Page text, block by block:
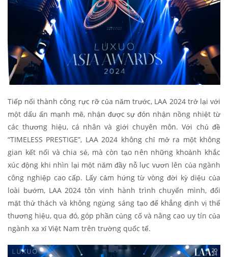
Tiếp nối thành công rực rỡ của năm trước, LAA 2024 trở lại với
một dấu ấn mạnh mẽ, nhận được sự đón nhận nồng nhiệt từ
các thương hiệu, cá nhân và giới chuyên môn. Với chủ đề
“TIMELESS PRESTIGE”, LAA 2024 không chỉ mở ra một không
gian kết nối và chia sẻ, mà còn tạo nên những khoảnh khắc
xúc động khi nhìn lại một năm đầy nỗ lực vươn lên của ngành
công nghiệp cao cấp. Lấy cảm hứng từ vòng đời kỳ diệu của
loài bướm, LAA 2024 tôn vinh hành trình chuyển mình, đối
mặt thử thách và không ngừng sáng tạo để khẳng định vị thế
thương hiệu, qua đó, góp phần củng cố và nâng cao uy tín của
ngành xa xỉ Việt Nam trên trường quốc tế.